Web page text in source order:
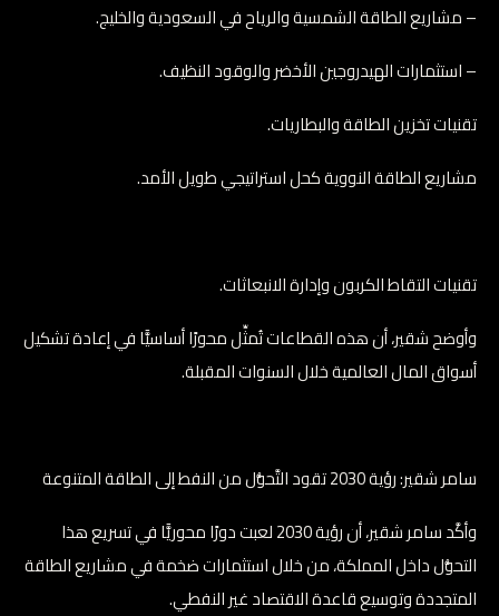
– مشاريع الطاقة الشمسية والرياح في السعودية والخليج.
– استثمارات الهيدروجين الأخضر والوقود النظيف.
تقنيات تخزين الطاقة والبطاريات.
مشاريع الطاقة النووية كحل استراتيجي طويل الأمد.
تقنيات التقاط الكربون وإدارة الانبعاثات.
وأوضح شقير، أن هذه القطاعات تُمثِّل محورًا أساسيًّا في إعادة تشكيل
أسواق المال العالمية خلال السنوات المقبلة.
سامر شقير: رؤية 2030 تقود التَّحوُّل من النفط إلى الطاقة المتنوعة
وأكَّد سامر شقير، أن رؤية 2030 لعبت دورًا محوريًّا في تسريع هذا
التحوُّل داخل المملكة، من خلال استثمارات ضخمة في مشاريع الطاقة
المتجددة وتوسيع قاعدة الاقتصاد غير النفطي.